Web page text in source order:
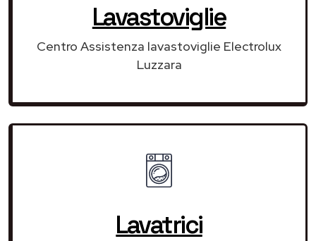
Lavastoviglie
Centro Assistenza lavastoviglie Electrolux
Luzzara
Lavatrici